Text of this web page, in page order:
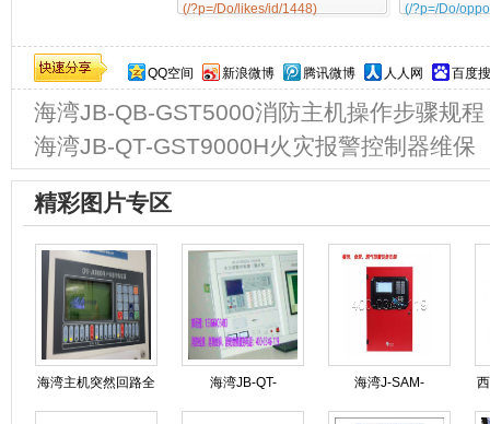
(/?p=/Do/likes/id/1448) (/?p=/Do/
QQ空间 新浪微博 腾讯微博 人人网 百度
海湾JB-QB-GST5000消防主机操作步骤规程
海湾JB-QT-GST9000H火灾报警控制器维保
精彩图片专区
海湾主机突然回路全
线报警可能是什么原
海湾JB-QT-
GST9000H火灾报警
海湾J-SAM-
GST9116火灾报警按